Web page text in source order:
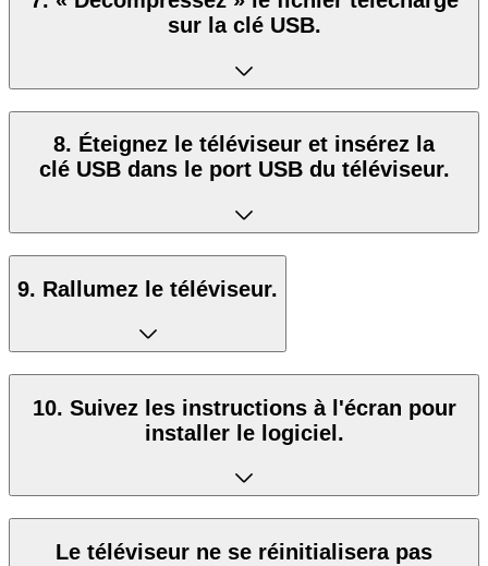
sur la clé USB.
8. Éteignez le téléviseur et insérez la
clé USB dans le port USB du téléviseur.
9. Rallumez le téléviseur.
10. Suivez les instructions à l'écran pour
installer le logiciel.
Le téléviseur ne se réinitialisera pas